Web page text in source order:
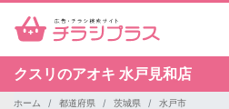
クスリのアオキ 水戸見和店
ホーム 都道府県 茨城県
水戸市